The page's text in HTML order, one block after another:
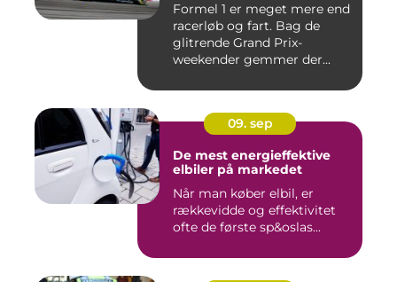
Formel 1 er meget mere end
racerløb og fart. Bag de
glitrende Grand Prix-
weekender gemmer der...
09. sep
De mest energieffektive
elbiler på markedet
Når man køber elbil, er
rækkevidde og effektivitet
ofte de første sp&oslas...